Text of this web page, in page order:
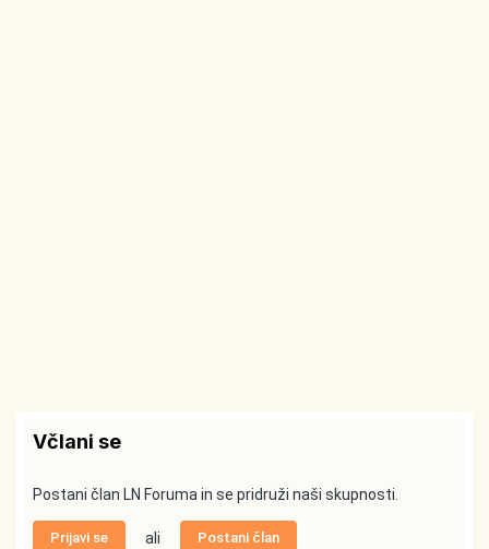
Včlani se
Postani član LN Foruma in se pridruži naši skupnosti.
Prijavi se ali Postani član